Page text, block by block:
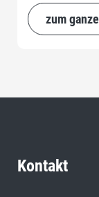
Volk richten
zum
Kontakt